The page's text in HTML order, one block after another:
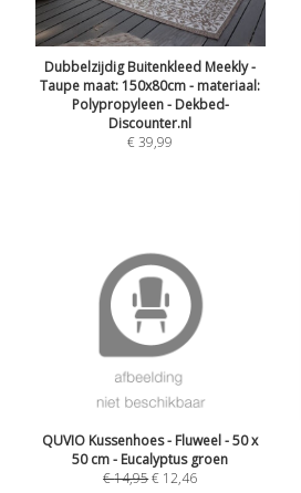
Dubbelzijdig Buitenkleed Meekly -
Taupe maat: 150x80cm - materiaal:
Polypropyleen - Dekbed-
Discounter.nl
€39,99
QUVIO Kussenhoes - Fluweel - 50 x
50 cm - Eucalyptus groen
€14,95€ 12,46